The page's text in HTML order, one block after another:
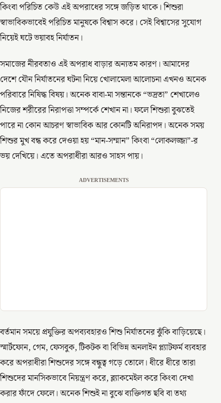
কিংবা পরিচিত কেউ এই অপরাধের সঙ্গে জড়িত থাকে। শিশুরা
স্বাভাবিকভাবেই পরিচিত মানুষকে বিশ্বাস করে। সেই বিশ্বাসের সুযোগ
নিয়েই ঘটে ভয়াবহ নির্যাতন।
সমাজের নীরবতাও এই অপরাধ বাড়ার অন্যতম কারণ। আমাদের
দেশে যৌন নির্যাতনের ঘটনা নিয়ে খোলামেলা আলোচনা এখনও অনেক
পরিবারে নিষিদ্ধ বিষয়। অনেক বাবা-মা সন্তানকে “ভদ্রতা” শেখালেও
নিজের শরীরের নিরাপত্তা সম্পর্কে শেখান না। ফলে শিশুরা বুঝতেই
পারে না কোন আচরণ স্বাভাবিক আর কোনটি অনিরাপদ। অনেক সময়
শিশুর মুখ বন্ধ করে দেওয়া হয় “মান-সম্মান” কিংবা “লোকলজ্জা”-র
ভয় দেখিয়ে। এতে অপরাধীরা আরও সাহস পায়।
ADVERTISEMENTS
বর্তমান সময়ে প্রযুক্তির অপব্যবহারও শিশু নির্যাতনের ঝুঁকি বাড়িয়েছে।
স্মার্টফোন, গেম, ফেসবুক, টিকটক বা বিভিন্ন অনলাইন প্ল্যাটফর্ম ব্যবহার
করে অপরাধীরা শিশুদের সঙ্গে বন্ধুত্ব গড়ে তোলে। ধীরে ধীরে তারা
শিশুদের মানসিকভাবে নিয়ন্ত্রণ করে, ব্ল্যাকমেইল করে কিংবা দেখা
করার ফাঁদে ফেলে। অনেক শিশুই না বুঝে ব্যক্তিগত ছবি বা তথ্য